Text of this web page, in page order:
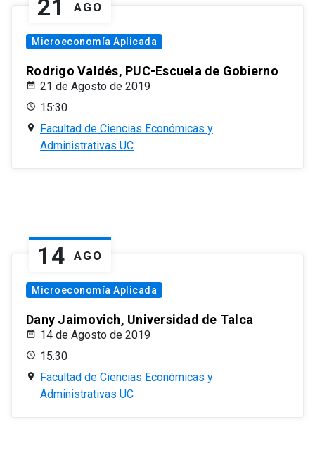
21 AGO
Microeconomía Aplicada
Rodrigo Valdés, PUC-Escuela de Gobierno
21 de Agosto de 2019
15:30
Facultad de Ciencias Económicas y
Administrativas UC
14 AGO
Microeconomía Aplicada
Dany Jaimovich, Universidad de Talca
14 de Agosto de 2019
15:30
Facultad de Ciencias Económicas y
Administrativas UC